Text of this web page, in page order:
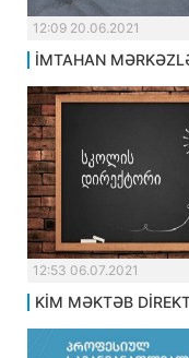
12:09 20.06.2021
İMTAHAN
12:53 06.07.2021
KİM MƏKTƏB